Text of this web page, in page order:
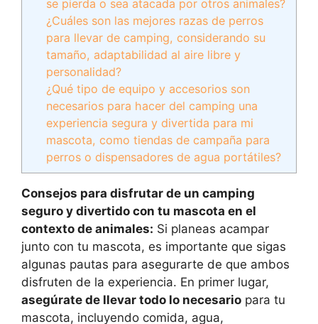
se pierda o sea atacada por otros animales?
¿Cuáles son las mejores razas de perros
para llevar de camping, considerando su
tamaño, adaptabilidad al aire libre y
personalidad?
¿Qué tipo de equipo y accesorios son
necesarios para hacer del camping una
experiencia segura y divertida para mi
mascota, como tiendas de campaña para
perros o dispensadores de agua portátiles?
Consejos para disfrutar de un camping
seguro y divertido con tu mascota en el
contexto de animales: Si planeas acampar
junto con tu mascota, es importante que sigas
algunas pautas para asegurarte de que ambos
disfruten de la experiencia. En primer lugar,
asegúrate de llevar todo lo necesario para tu
mascota, incluyendo comida, agua,